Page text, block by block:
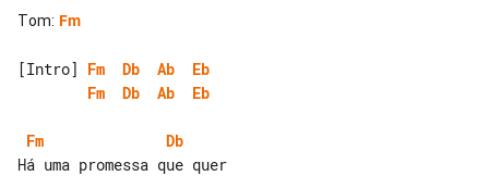
Tom: Fm
[Intro] Fm Db Ab
Eb
Fm
Db Ab Eb
Fm
Db